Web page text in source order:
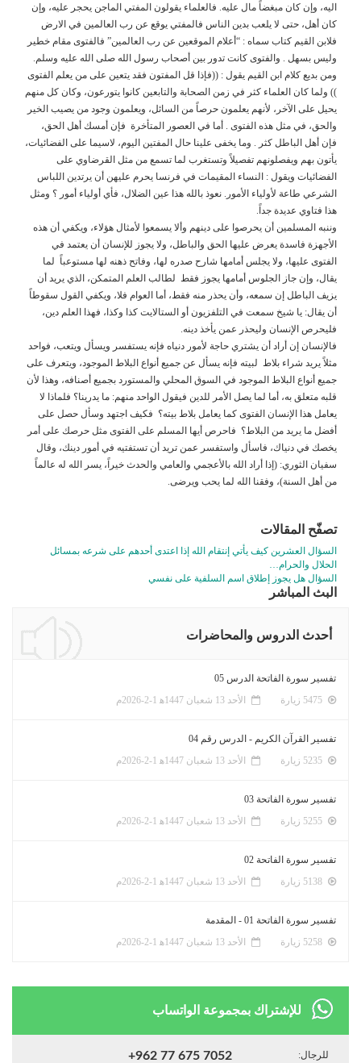
اليه، وإن كان مبغضاً مال عليه. فالعلماء يقولون المفتي الماجن يحجر عليه، وإن
كان أهل، حتى لا يلعب بدين الناس فالمفتي يوقع عن رب العالمين في الارض
فلابن القيم كتاب سماه : “أعلام الموقعين عن رب العالمين” فالفتوى مقام خطير
وليس بسهل . والفتوى كانت تدور بين أصحاب رسول الله صلى الله عليه وسلم.
ومن بديع كلام ابن القيم يقول : ((فإذا قل المفتون فقد يتعين على من يعلم الفتوى
)) ولما كان العلماء كثر في زمن الصحابة والتابعين كانوا يتورعون، وكان كل منهم
يحيل على الآخر، لأنهم يعلمون حرصاً من السائل، ويعلمون وجود من يصيب الخير
والحق، في مثل هذه الفتوى . أما في العصور المتأخرة فإن أمسك أهل الحق،
فإن أهل الباطل كثر . وما يخفى علينا حال المفتين اليوم، لاسيما على الفضائيات،
يأتون بهم ويفصلونهم تفصيلاً وتستغرب لما تسمع من مثل القرضاوي على
الفضائيات ويقول : النساء المقيمات في فرنسا يحرم عليهن أن يرتدين اللباس
الشرعي طاعة لأولياء الأمور. نعوذ بالله هذا عين الضلال، فأي أولياء أمور ؟ ومثل
هذا فتاوي عديدة جداً.
وننبه المسلمين أن يحرصوا على دينهم وألا يسمعوا لأمثال هؤلاء، ويكفي أن هذه
الأجهزة فاسدة يعرض عليها الحق والباطل، ولا يجوز للإنسان أن يعتمد في
الفتوى عليها، ولا يجلس أمامها شارح صدره لها، وفاتح ذهنه لها مستوعباً لما
يقال، وإن جاز الجلوس أمامها يجوز فقط لطالب العلم المتمكن، الذي يريد أن
يزيف الباطل إن سمعه، وأن يحذر منه فقط، أما العوام فلا، ويكفي القول سقوطاً
أن يقال: يا شيخ سمعت في التلفزيون أو الستالايت كذا وكذا، فهذا العلم دين،
فليحرص الإنسان وليحذر عمن يأخذ دينه.
فالإنسان إن أراد أن يشتري حاجة لأمور دنياه فإنه يستفسر ويسأل ويتعب، فواحد
مثلاً يريد شراء بلاط لبيته فإنه يسأل عن جميع أنواع البلاط الموجود، ويتعرف على
جميع أنواع البلاط الموجود في السوق المحلي والمستورد بجميع أصنافه، وهذا لأن
قلبه متعلق به، أما لما يصل الأمر للدين فيقول الواحد منهم: ما يدرينا؟ فلماذا لا
يعامل هذا الإنسان الفتوى كما يعامل بلاط بيته؟ فكيف اجتهد وسأل حصل على
أفضل ما يريد من البلاط؟ فاحرص أيها المسلم على الفتوى مثل حرصك على أمر
يخصك في دنياك، فاسأل واستفسر عمن تريد أن تستفتيه في أمور دينك، وقال
سفيان الثوري: (إذا أراد الله بالأعجمي والعامي والحدث خيراً، يسر الله له عالماً
من أهل السنة)، وفقنا الله لما يحب ويرضى.
تصفّح المقالات
السؤال العشرين كيف يأتي إنتقام الله إذا اعتدى أحدهم على شرعه بمسائل
الحلال والحرام…
السؤال هل يجوز إطلاق اسم السلفية على نفسي
البث المباشر
أحدث الدروس والمحاضرات
تفسير سورة الفاتحة الدرس 05
الأحد 13 شعبان 1447ﻫ 1-2-2026م
تفسير القرآن الكريم - الدرس رقم 04
الأحد 13 شعبان 1447ﻫ 1-2-2026م
تفسير سورة الفاتحة 03
الأحد 13 شعبان 1447ﻫ 1-2-2026م
تفسير سورة الفاتحة 02
الأحد 13 شعبان 1447ﻫ 1-2-2026م
تفسير سورة الفاتحة 01 - المقدمة
الأحد 13 شعبان 1447ﻫ 1-2-2026م
للإشتراك بمجموعة الواتساب
للرجال: +962 77 675 7052